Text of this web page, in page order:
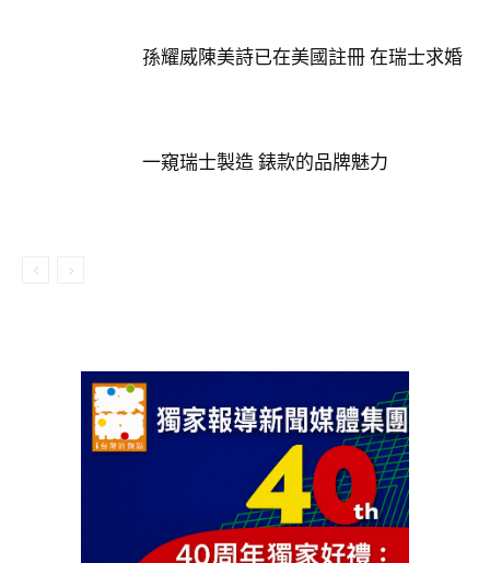
孫耀威陳美詩已在美國註冊 在瑞士求婚
一窺瑞士製造 錶款的品牌魅力